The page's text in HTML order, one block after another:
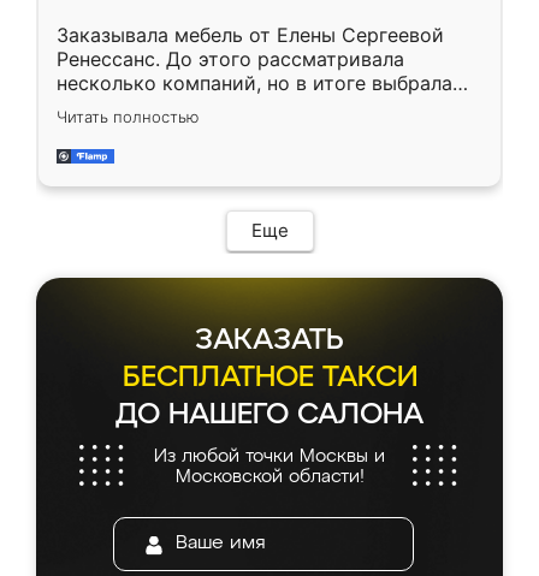
Заказывала мебель от Елены Сергеевой
Ренессанс. До этого рассматривала
несколько компаний, но в итоге выбрала
эту. Сначала обговорили условия, потом
приехал замерщик, всё спокойно объяснил
и снял размеры. Изготовили в срок, с
мебель сразу встала на свое место без
каких-либо доработок. Качеством осталась
довольна, все выглядит так, как и ожидала.
Читать полностью
Еще
ЗАКАЗАТЬ
БЕСПЛАТНОЕ ТАКСИ
ДО НАШЕГО САЛОНА
Из любой точки Москвы и
Московской области!